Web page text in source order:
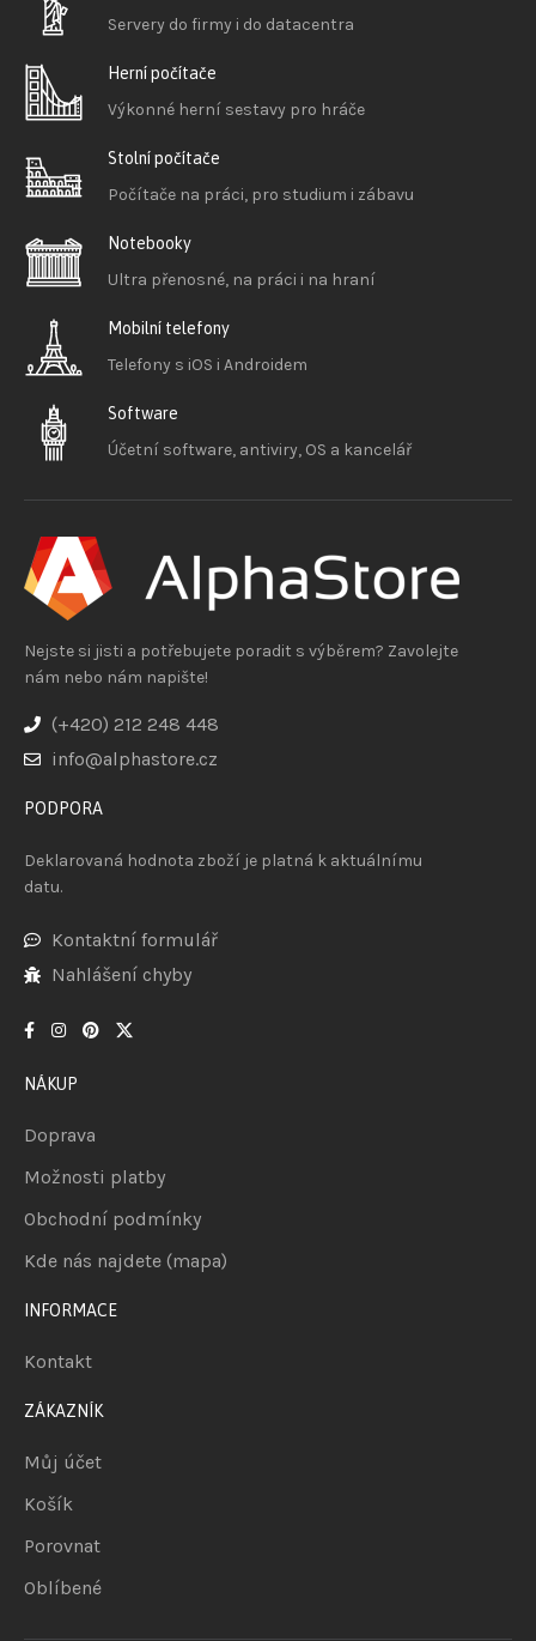
Servery do firmy i do datacentra
Herní počítače
Výkonné herní sestavy pro hráče
Stolní počítače
Počítače na práci, pro studium i zábavu
Notebooky
Ultra přenosné, na práci i na hraní
Mobilní telefony
Telefony s iOS i Androidem
Software
Účetní software, antiviry, OS a kancelář
Nejste si jisti a potřebujete poradit s výběrem? Zavolejte
nám nebo nám napište!
(+420) 212 248 448
info@alphastore.cz
PODPORA
Deklarovaná hodnota zboží je platná k aktuálnímu
datu.
Kontaktní formulář
Nahlášení chyby
NÁKUP
Doprava
Možnosti platby
Obchodní podmínky
Kde nás najdete (mapa)
INFORMACE
Kontakt
ZÁKAZNÍK
Můj účet
Košík
Porovnat
Oblíbené